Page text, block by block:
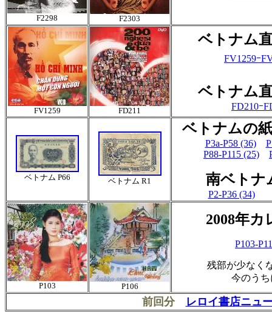
F2298 F2303
FV1259 FD211
ベトナム
FV1259ｰ
ベトナム
FD210ｰ
ベトナム P66 ベトナム R1
ベトナムの
P3a-P58 (36)
P88-P115 (25)
南ベトナ
P2-P36 (34)
P103 P106
2008年カ
P103-
残部が少なく
今のう
前回分 レロイ書店ニュ